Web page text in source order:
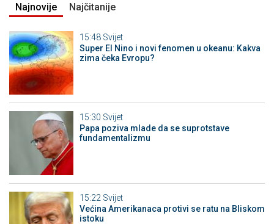
Najnovije Najčitanije
15:48 Svijet
Super El Nino i novi fenomen u okeanu: Kakva
zima čeka Evropu?
15:30 Svijet
Papa poziva mlade da se suprotstave
fundamentalizmu
15:22 Svijet
Većina Amerikanaca protivi se ratu na Bliskom
istoku